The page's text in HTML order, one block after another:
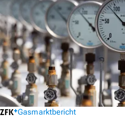
Gasmarktbericht